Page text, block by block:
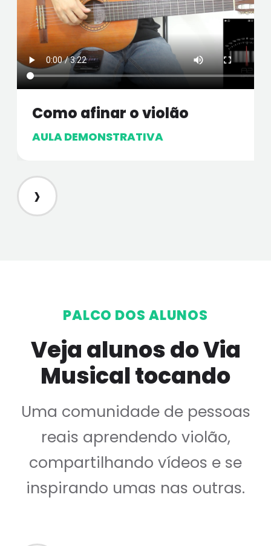
Como afinar o violão
AULA DEMONSTRATIVA
›
PALCO DOS ALUNOS
Veja alunos do Via
Musical tocando
Uma comunidade de pessoas
reais aprendendo violão,
compartilhando vídeos e se
inspirando umas nas outras.